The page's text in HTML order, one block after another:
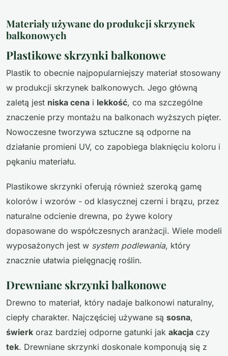
Materiały używane do produkcji skrzynek
balkonowych
Plastikowe skrzynki balkonowe
Plastik to obecnie najpopularniejszy materiał stosowany
w produkcji skrzynek balkonowych. Jego główną
zaletą jest niska cena i lekkość, co ma szczególne
znaczenie przy montażu na balkonach wyższych pięter.
Nowoczesne tworzywa sztuczne są odporne na
działanie promieni UV, co zapobiega blaknięciu koloru i
pękaniu materiału.
Plastikowe skrzynki oferują również szeroką gamę
kolorów i wzorów - od klasycznej czerni i brązu, przez
naturalne odcienie drewna, po żywe kolory
dopasowane do współczesnych aranżacji. Wiele modeli
wyposażonych jest w system podlewania, który
znacznie ułatwia pielęgnację roślin.
Drewniane skrzynki balkonowe
Drewno to materiał, który nadaje balkonowi naturalny,
ciepły charakter. Najczęściej używane są sosna,
świerk oraz bardziej odporne gatunki jak akacja czy
tek. Drewniane skrzynki doskonale komponują się z